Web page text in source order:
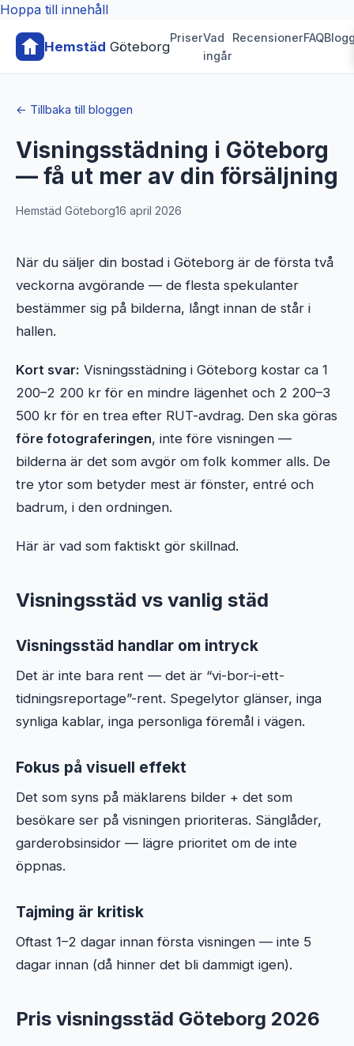
Hoppa till innehåll
Hemstäd Göteborg
PriserVad
ingår
RecensionerFAQ
← Tillbaka till bloggen
Visningsstädning i Göteborg
— få ut mer av din försäljning
Hemstäd Göteborg16 april 2026
När du säljer din bostad i Göteborg är de första två
veckorna avgörande — de flesta spekulanter
bestämmer sig på bilderna, långt innan de står i
hallen.
Kort svar: Visningsstädning i Göteborg kostar ca 1
200–2 200 kr för en mindre lägenhet och 2 200–3
500 kr för en trea efter RUT-avdrag. Den ska göras
före fotograferingen, inte före visningen —
bilderna är det som avgör om folk kommer alls. De
tre ytor som betyder mest är fönster, entré och
badrum, i den ordningen.
Här är vad som faktiskt gör skillnad.
Visningsstäd vs vanlig städ
Visningsstäd handlar om intryck
Det är inte bara rent — det är “vi-bor-i-ett-
tidningsreportage”-rent. Spegelytor glänser, inga
synliga kablar, inga personliga föremål i vägen.
Fokus på visuell effekt
Det som syns på mäklarens bilder + det som
besökare ser på visningen prioriteras. Sänglåder,
garderobsinsidor — lägre prioritet om de inte
öppnas.
Tajming är kritisk
Oftast 1–2 dagar innan första visningen — inte 5
dagar innan (då hinner det bli dammigt igen).
Pris visningsstäd Göteborg 2026